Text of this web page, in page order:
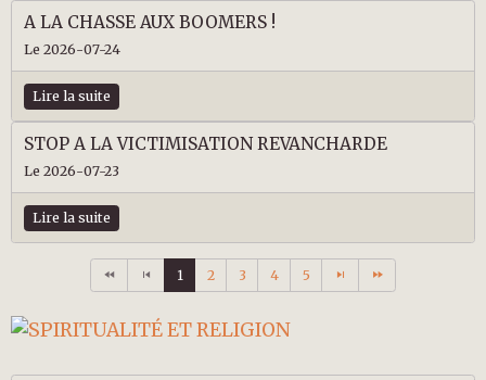
A LA CHASSE AUX BOOMERS !
Le 2026-07-24
Lire la suite
STOP A LA VICTIMISATION REVANCHARDE
Le 2026-07-23
Lire la suite
1 2 3 4 5